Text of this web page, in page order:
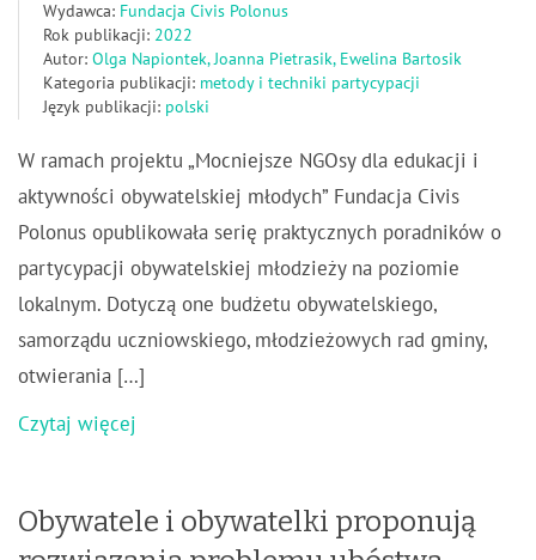
Wydawca: Fundacja Civis Polonus
Rok publikacji: 2022
Autor: Olga Napiontek, Joanna Pietrasik, Ewelina Bartosik
Kategoria publikacji: metody i techniki partycypacji
Język publikacji: polski
W ramach projektu „Mocniejsze NGOsy dla edukacji i
aktywności obywatelskiej młodych” Fundacja Civis
Polonus opublikowała serię praktycznych poradników o
partycypacji obywatelskiej młodzieży na poziomie
lokalnym. Dotyczą one budżetu obywatelskiego,
samorządu uczniowskiego, młodzieżowych rad gminy,
otwierania […]
Czytaj więcej
Obywatele i obywatelki proponują